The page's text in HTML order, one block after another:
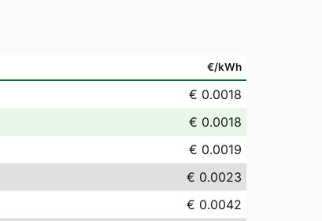
€/kWh
€ 0.0018
€ 0.0018
€ 0.0019
€ 0.0023
€ 0.0042